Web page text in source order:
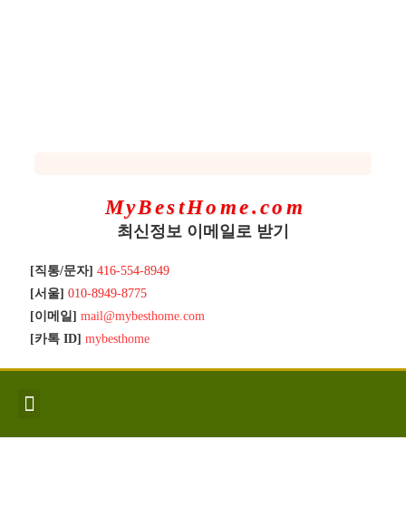
MyBestHome.com
최신정보 이메일로 받기
[직통/문자] 416-554-8949
[서울] 010-8949-8775
[이메일] mail@mybesthome.com
[카톡 ID] mybesthome